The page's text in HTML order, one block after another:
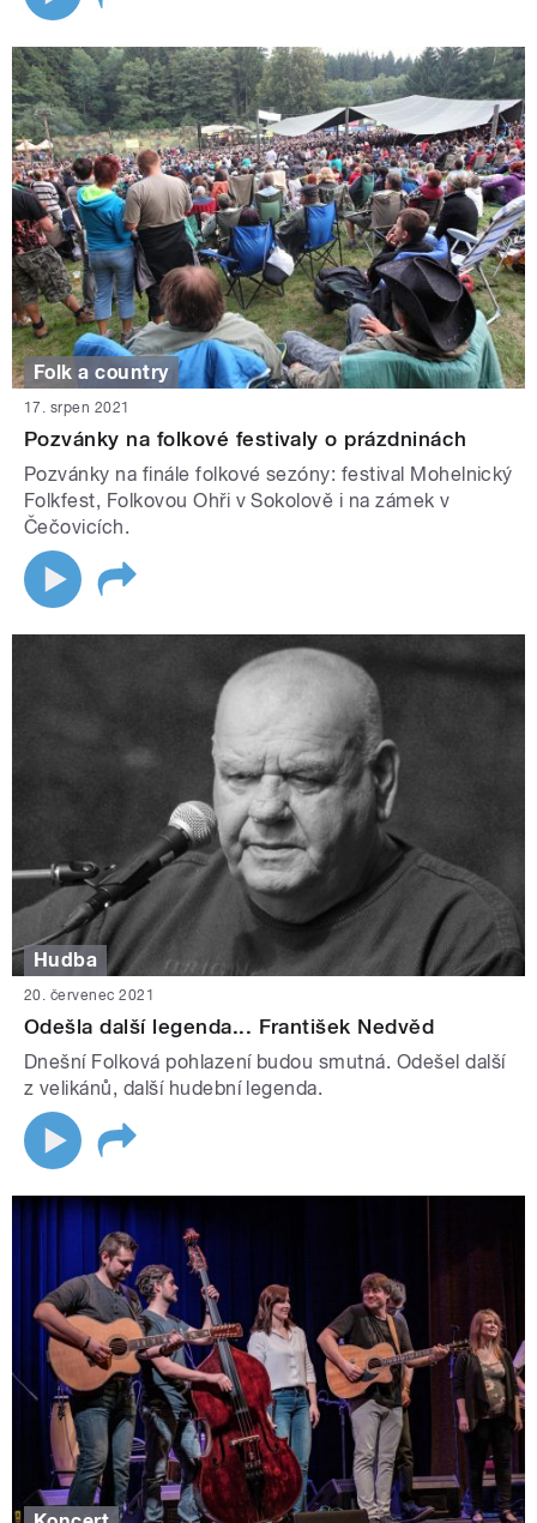
Folk a country
17. srpen 2021
Pozvánky na folkové festivaly o prázdninách
Pozvánky na finále folkové sezóny: festival Mohelnický
Folkfest, Folkovou Ohři v Sokolově i na zámek v
Čečovicích.
Hudba
20. červenec 2021
Odešla další legenda... František Nedvěd
Dnešní Folková pohlazení budou smutná. Odešel další
z velikánů, další hudební legenda.